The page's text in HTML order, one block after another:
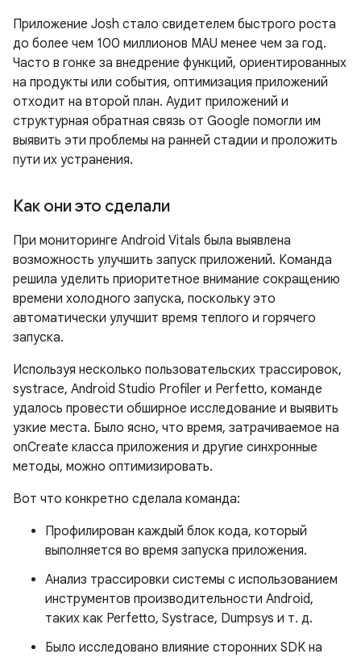
Приложение Josh стало свидетелем быстрого роста
до более чем 100 миллионов MAU менее чем за год.
Часто в гонке за внедрение функций, ориентированных
на продукты или события, оптимизация приложений
отходит на второй план. Аудит приложений и
структурная обратная связь от Google помогли им
выявить эти проблемы на ранней стадии и проложить
пути их устранения.
Как они это сделали
При мониторинге Android Vitals была выявлена ​​
возможность улучшить запуск приложений. Команда
решила уделить приоритетное внимание сокращению
времени холодного запуска, поскольку это
автоматически улучшит время теплого и горячего
запуска.
Используя несколько пользовательских трассировок,
systrace, Android Studio Profiler и Perfetto, команде
удалось провести обширное исследование и выявить
узкие места. Было ясно, что время, затрачиваемое на
onCreate класса приложения и другие синхронные
методы, можно оптимизировать.
Вот что конкретно сделала команда:
Профилирован каждый блок кода, который
выполняется во время запуска приложения.
Анализ трассировки системы с использованием
инструментов производительности Android,
таких как Perfetto, Systrace, Dumpsys и т. д.
Было исследовано влияние сторонних SDK на